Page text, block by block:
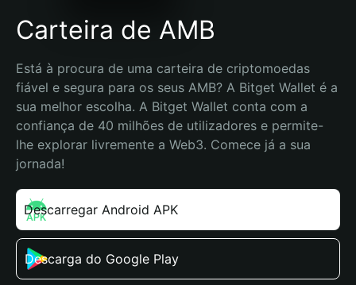
Carteira de AMB
Está à procura de uma carteira de criptomoedas
fiável e segura para os seus AMB? A Bitget Wallet é a
sua melhor escolha. A Bitget Wallet conta com a
confiança de 40 milhões de utilizadores e permite-
lhe explorar livremente a Web3. Comece já a sua
jornada!
Descarregar Android APK
Descarga do Google Play